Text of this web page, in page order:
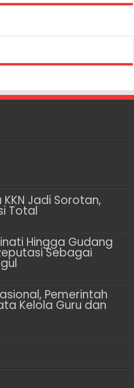
Jadi Sorotan,
Total
Hingga Gudang
Sebagai
Pemerintah
Kelola Guru dan